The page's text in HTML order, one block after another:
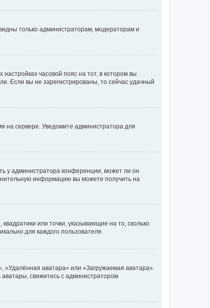
видны только администраторам, модераторам и
часовой пояс на тот, в котором вы
Если вы не зарегистрированы, то сейчас удачный
на сервере. Уведомите администратора для
у администратора конференции, может ли он
информацию вы можете получить на
или точки, указывающие на то, сколько
для каждого пользователя.
«Удалённая аватара» или «Загружаемая аватара».
свяжитесь с администратором